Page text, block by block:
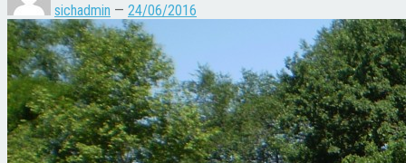
sichadmin — 24/06/2016